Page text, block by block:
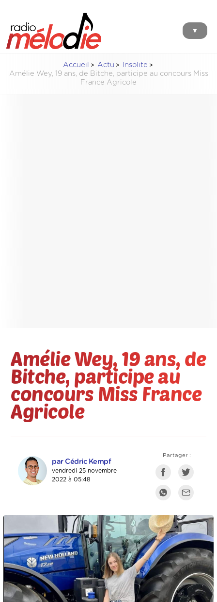
▼
Accueil Actu
Insolite
Amélie Wey, 19 ans, de Bitche, participe au concours Miss
France Agricole
Amélie Wey, 19 ans, de
Bitche, participe au
concours Miss France
Agricole
par Cédric Kempf
vendredi 25 novembre
2022 à 05:48
Partager :